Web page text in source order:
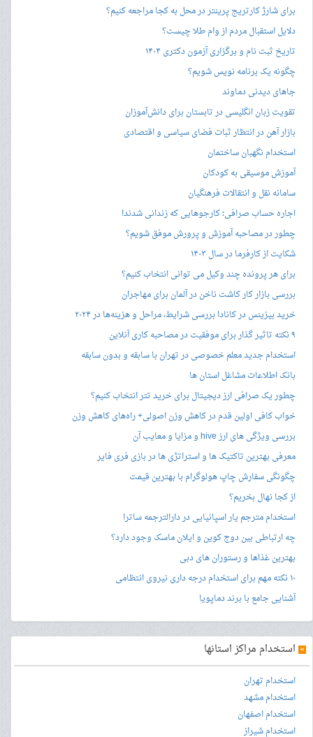
برای شارژ کارتریج پرینتر در محل به کجا مراجعه کنیم؟
دلایل استقبال مردم از وام طلا چیست؟
تاریخ ثبت نام و برگزاری آزمون دکتری ۱۴۰۴
چگونه یک برنامه نویس شویم؟
جاهای دیدنی دماوند
تقویت زبان انگلیسی در تابستان برای دانش‌آموزان
بازار آهن در انتظار ثبات فضای سیاسی و اقتصادی
استخدام نگهبان ساختمان
آموزش موسیقی به کودکان
سامانه نقل و انتقالات فرهنگیان
اجاره حساب صرافی؛ کارجوهایی که زندانی شدند!
چطور در مصاحبه‌ آموزش و پرورش موفق شویم؟
شکایت از کارفرما در سال ۱۴۰۳
برای هر پرونده چند وکیل می توانی انتخاب کنیم؟
بررسی بازار کار کاشت ناخن در آلمان برای مهاجران
خرید بیزینس در کانادا بررسی شرایط، مراحل و هزینه‌ها در ۲۰۲۴
۹ نکته تاثیر گذار برای موفقیت در مصاحبه کاری آنلاین
استخدام جدید معلم خصوصی در تهران با سابقه و بدون سابقه
بانک اطلاعات مشاغل استان ها
چطور یک صرافی ارز دیجیتال برای خرید تتر انتخاب کنیم؟
خواب کافی اولین قدم در کاهش وزن اصولی+ راه‌های کاهش وزن
بررسی ویژگی های ارز hive و مزایا و معایب آن
معرفی بهترین تاکتیک ها و استراتژی ها در بازی فری فایر
چگونگی سفارش چاپ هولوگرام با بهترین قیمت
از کجا نهال بخریم؟
استخدام مترجم یار اسپانیایی در دارالترجمه ساترا
چه ارتباطی بین دوج کوین و ایلان ماسک وجود دارد؟
بهترین غذاها و رستوران های دبی
۱۰ نکته مهم برای استخدام درجه داری نیروی انتظامی
آشنایی جامع با برند دماپویا
» استخدام مراکز استانها
استخدام تهران
استخدام مشهد
استخدام اصفهان
استخدام شیراز